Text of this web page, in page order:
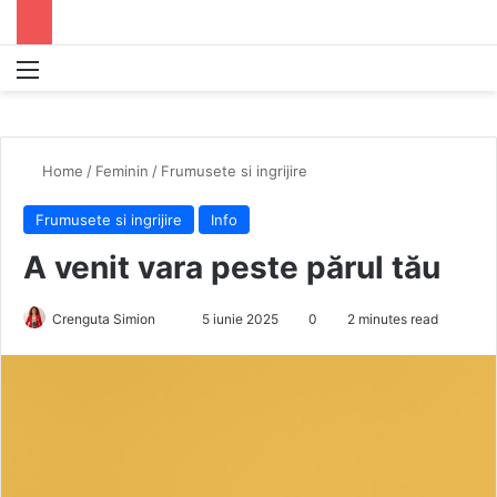
Home / Feminin / Frumusete si ingrijire
Frumusete si ingrijire Info
A venit vara peste părul tău
Crenguta Simion 5 iunie 2025 0 2 minutes read